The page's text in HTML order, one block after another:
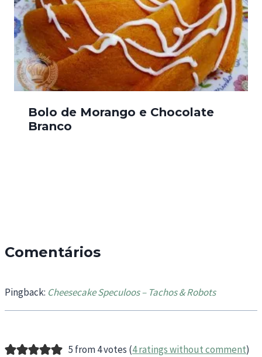
Bolo de Morango e Chocolate
Branco
Comentários
Pingback: Cheesecake Speculoos – Tachos & Robots
5 from 4 votes (4 ratings without comment)